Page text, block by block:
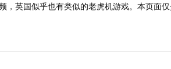
，英国似乎也有类似的老虎机游戏。本页面